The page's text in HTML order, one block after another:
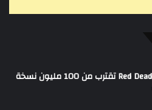
مبيعات لعبة Red Dead Redemption 2 تقترب من 100 مليون نسخة